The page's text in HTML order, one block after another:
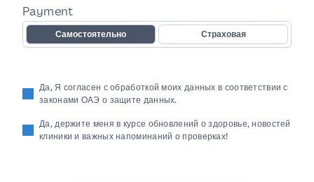
Payment
Самостоятельно Страховая
Да, Я согласен с обработкой моих данных в соответствии с
законами ОАЭ о защите данных.
Да, держите меня в курсе обновлений о здоровье, новостей
клиники и важных напоминаний о проверках!